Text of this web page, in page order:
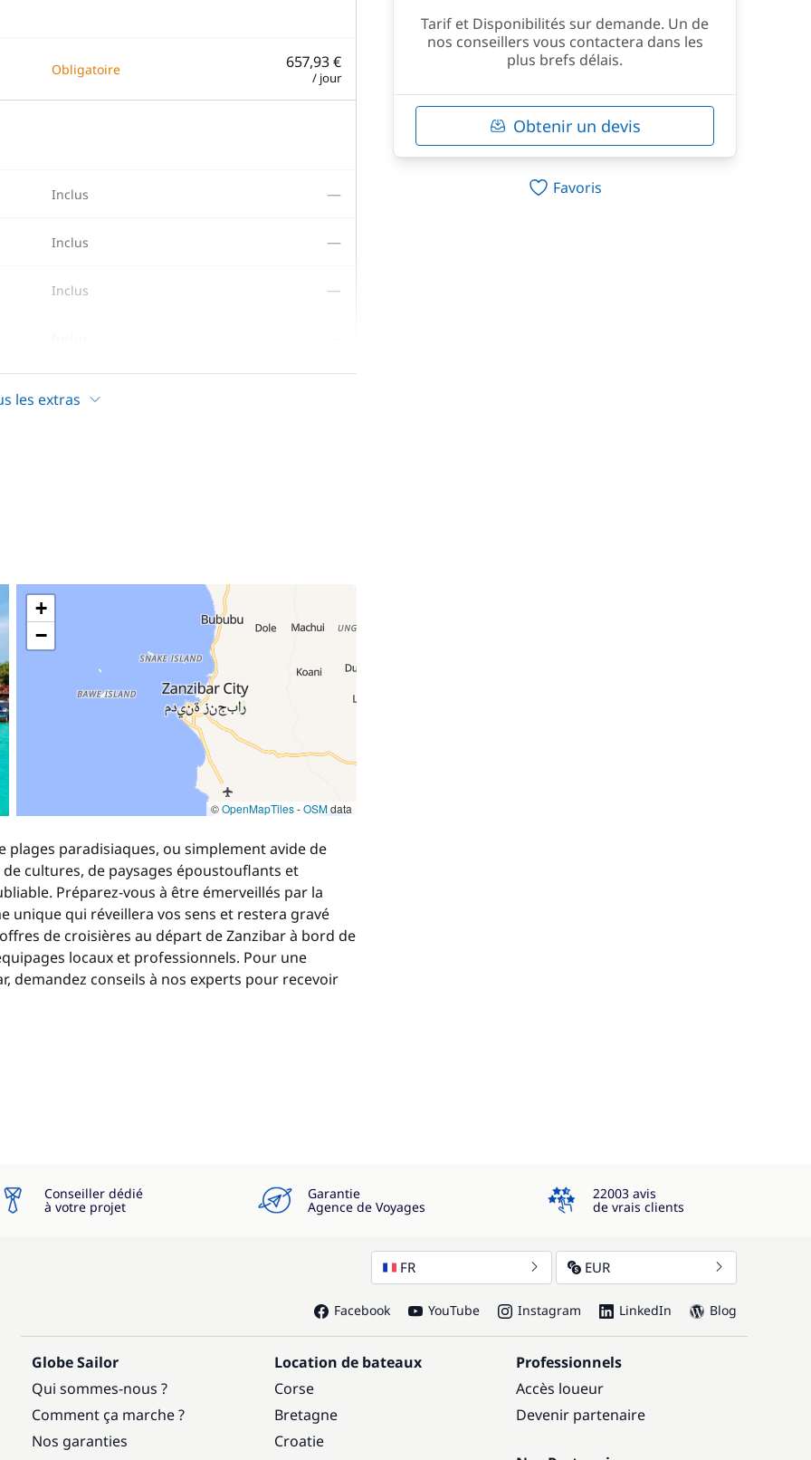
de bainObligatoire 657,93 €
/ jour
Inclus —
Inclus —
Inclus —
Inclus —
Inclus —
Inclus
Inclus —
Inclus
Inclus —
les extras
+
−
©OpenMapTiles-OSMdata
paradisiaques, ou simplement avide de
cultures, de paysages époustouflants et
Préparez-vous à être émerveillés par la
unique qui réveillera vos sens et restera gravé
de croisières au départ de Zanzibar à bord de
locaux et professionnels. Pour une
demandez conseils à nos experts pour recevoir
Tarif et Disponibilités sur demande. Un de
nos conseillers vous contactera dans les
plus brefs délais.
Obtenir un devis
Favoris
Conseiller dédié
à votre projet
Garantie
Agence de Voyages
4.3
22003 avis
de vrais clients
FR EUR
Facebook YouTube Instagram LinkedIn Blog
Globe Sailor
Qui sommes-nous ?
Comment ça marche ?
Nos garanties
Location de bateaux
Corse
Bretagne
Croatie
Professionnels
Accès loueur
Devenir partenaire